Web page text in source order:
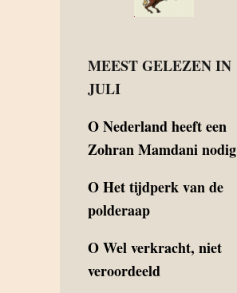
MEEST GELEZEN IN
JULI
ONederland heeft een
Zohran Mamdani nodig
OHet tijdperk van de
polderaap
OWel verkracht, niet
veroordeeld